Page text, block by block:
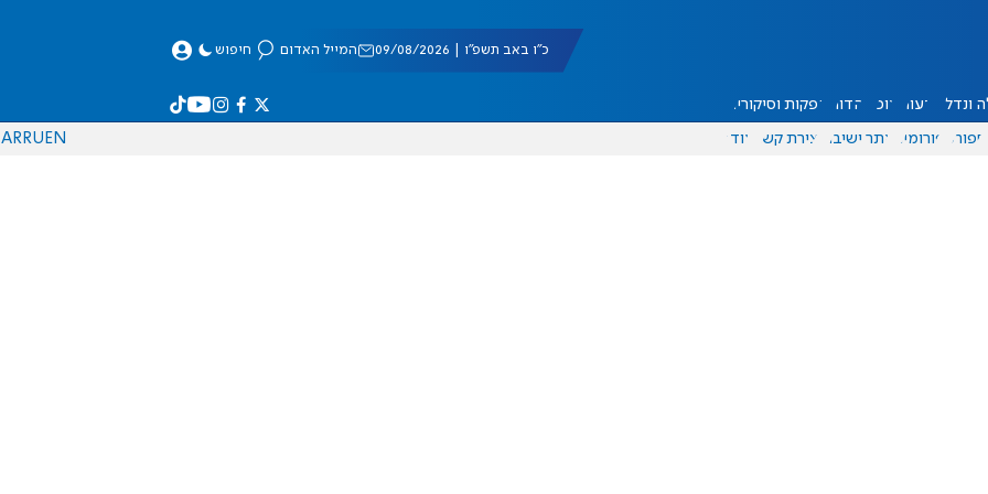
כ"ו באב תשפ"ו | 09/08/2026 המייל האדום חיפוש
ונדל"ן דעות אוכל יהדות הפקות וסיקורים
ספורט פורומים אתר ישיבה יצירת קשר עוד EN
RU
AR